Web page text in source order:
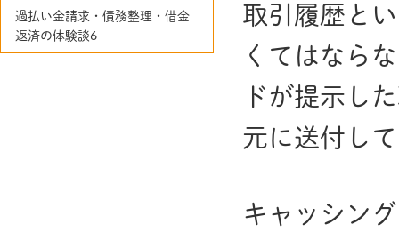
取引履歴と
くてはなら
ドが提示し
元に送付し
キャッシン
過払い金請求・債務整理・借金
返済の体験談6